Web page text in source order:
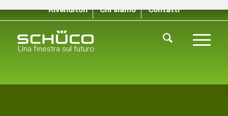
Rivenditori Chi siamo Contatti
Una finestra sul futuro